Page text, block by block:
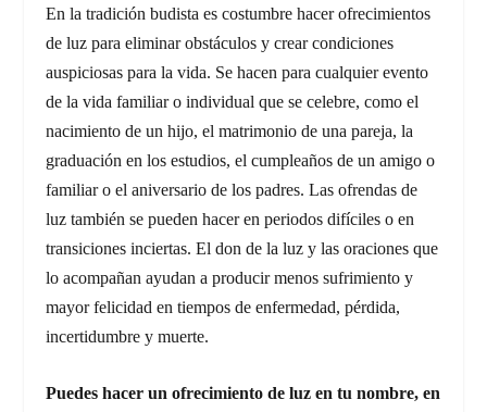
En la tradición budista es costumbre hacer ofrecimientos
de luz para eliminar obstáculos y crear condiciones
auspiciosas para la vida. Se hacen para cualquier evento
de la vida familiar o individual que se celebre, como el
nacimiento de un hijo, el matrimonio de una pareja, la
graduación en los estudios, el cumpleaños de un amigo o
familiar o el aniversario de los padres. Las ofrendas de
luz también se pueden hacer en periodos difíciles o en
transiciones inciertas. El don de la luz y las oraciones que
lo acompañan ayudan a producir menos sufrimiento y
mayor felicidad en tiempos de enfermedad, pérdida,
incertidumbre y muerte.
Puedes hacer un ofrecimiento de luz en tu nombre, en